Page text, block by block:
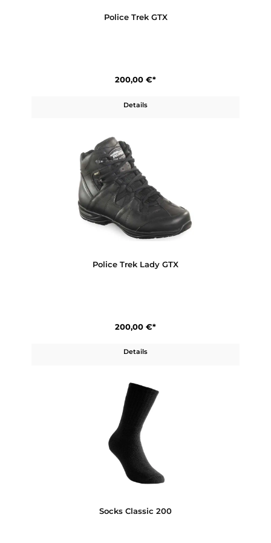
Police Trek GTX
200,00 €*
Details
Police Trek Lady GTX
200,00 €*
Details